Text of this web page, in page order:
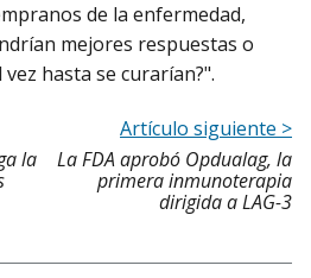
de la enfermedad,
mejores respuestas o
hasta se curarían?".
la
Artículo siguiente >
La FDA aprobó Opdualag, la
primera inmunoterapia
dirigida a LAG-3